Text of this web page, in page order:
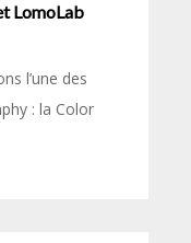
LomoLab
l’une des
: la Color